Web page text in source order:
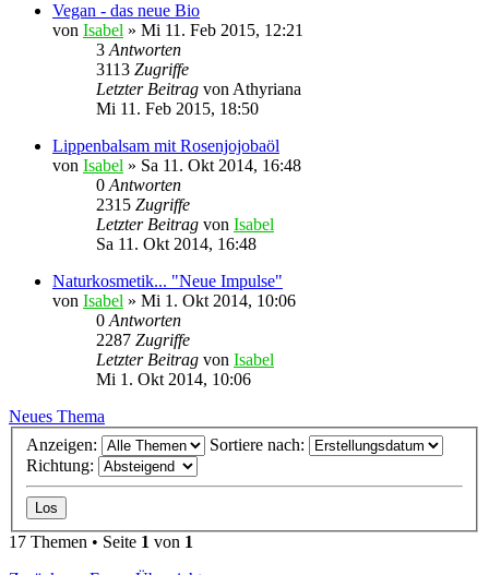
Vegan - das neue Bio
von Isabel » Mi 11. Feb 2015, 12:21
3 Antworten
3113 Zugriffe
Letzter Beitrag von Athyriana
Mi 11. Feb 2015, 18:50
Lippenbalsam mit Rosenjojobaöl
von Isabel » Sa 11. Okt 2014, 16:48
0 Antworten
2315 Zugriffe
Letzter Beitrag von Isabel
Sa 11. Okt 2014, 16:48
Naturkosmetik... "Neue Impulse"
von Isabel » Mi 1. Okt 2014, 10:06
0 Antworten
2287 Zugriffe
Letzter Beitrag von Isabel
Mi 1. Okt 2014, 10:06
Neues Thema
Anzeigen:
Sortiere nach:
Richtung:
17 Themen • Seite 1 von 1